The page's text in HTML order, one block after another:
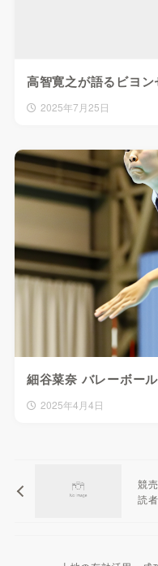
高智寛之が語るビヨ
2025年7月25日
細谷菜奈 バレーボー
2025年4月4日
競
読